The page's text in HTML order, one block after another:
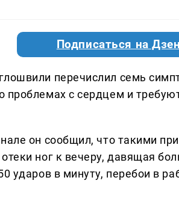
Подписаться на
перечислил семь
проблемах с сердцем и
он сообщил, что такими
ног к вечеру, давящая
ударов в минуту, перебои в